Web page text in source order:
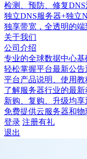
检测、预防、修复
独立DNS服务器+独立
独享带宽，全透明的
关于我们
公司介绍
专业的全球数据中心
轻松掌握平台最新公告
平台产品说明、使用
了解服务器行业的最
新购、复购、升级均享
免费提供云服务器和
登录 注册有礼
退出